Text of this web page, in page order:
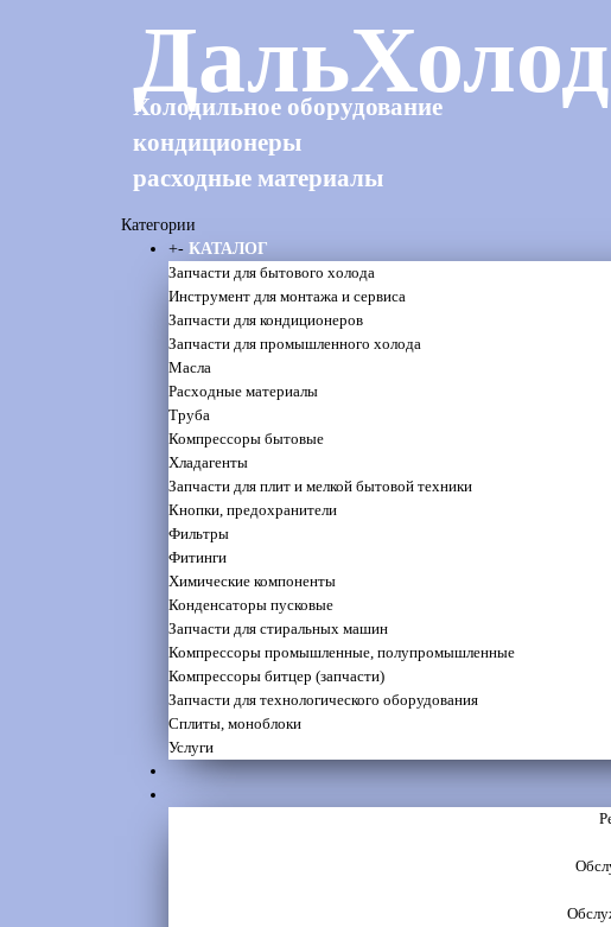
ДальХолод
Холодильное оборудование
кондиционеры
расходные материалы
Категории
+- КАТАЛОГ
Запчасти для бытового холода
Инструмент для монтажа и сервиса
Запчасти для кондиционеров
Запчасти для промышленного холода
Масла
Расходные материалы
Труба
Компрессоры бытовые
Хладагенты
Запчасти для плит и мелкой бытовой техники
Кнопки, предохранители
Фильтры
Фитинги
Химические компоненты
Конденсаторы пусковые
Запчасти для стиральных машин
Компрессоры промышленные, полупромышленные
Компрессоры битцер (запчасти)
Запчасти для технологического оборудования
Сплиты, моноблоки
Услуги